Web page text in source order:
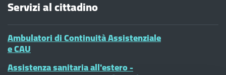
Servizi al cittadino
Ambulatori di Continuità Assistenziale
e CAU
Assistenza sanitaria all'estero -